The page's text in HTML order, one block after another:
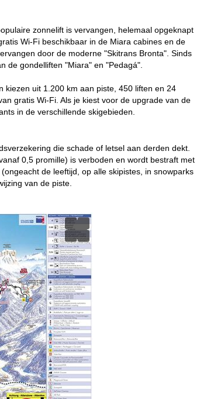
zonnelift is vervangen, helemaal opgeknapt
Wi-Fi beschikbaar in de Miara cabines en de
door de moderne "Skitrans Bronta". Sinds
de gondelliften "Miara" en "Pedagá".
kiezen uit 1.200 km aan piste, 450 liften en 24
gratis Wi-Fi. Als je kiest voor de upgrade van de
in de verschillende skigebieden.
die schade of letsel aan derden dekt.
0,5 promille) is verboden en wordt bestraft met
de leeftijd, op alle skipistes, in snowparks
van de piste.